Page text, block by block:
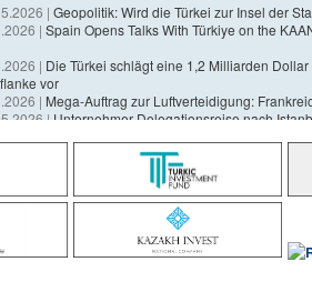
| Geopolitik: Wird die Türkei zur Insel der
| Spain Opens Talks With Türkiye on the
| Die Türkei schlägt eine 1,2 Milliarden
vor
| Mega-Auftrag zur Luftverteidigung:
|Unternehmer-Delegationsreise nach